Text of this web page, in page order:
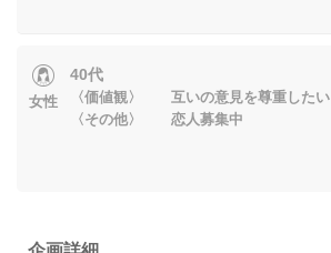
女性
40代
〈価値観〉 互いの意見を尊重したい
〈その他〉 恋人募集中